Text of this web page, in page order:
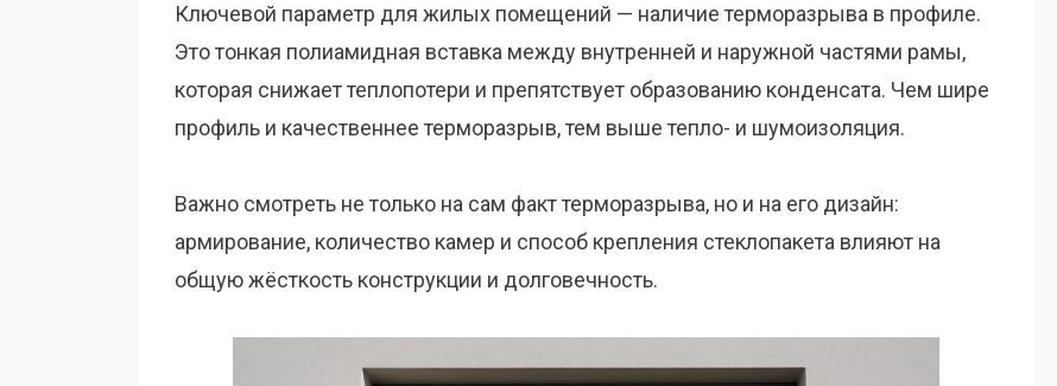
Ключевой параметр для жилых помещений — наличие терморазрыва в профиле.
Это тонкая полиамидная вставка между внутренней и наружной частями рамы,
которая снижает теплопотери и препятствует образованию конденсата. Чем шире
профиль и качественнее терморазрыв, тем выше тепло- и шумоизоляция.
Важно смотреть не только на сам факт терморазрыва, но и на его дизайн:
армирование, количество камер и способ крепления стеклопакета влияют на
общую жёсткость конструкции и долговечность.